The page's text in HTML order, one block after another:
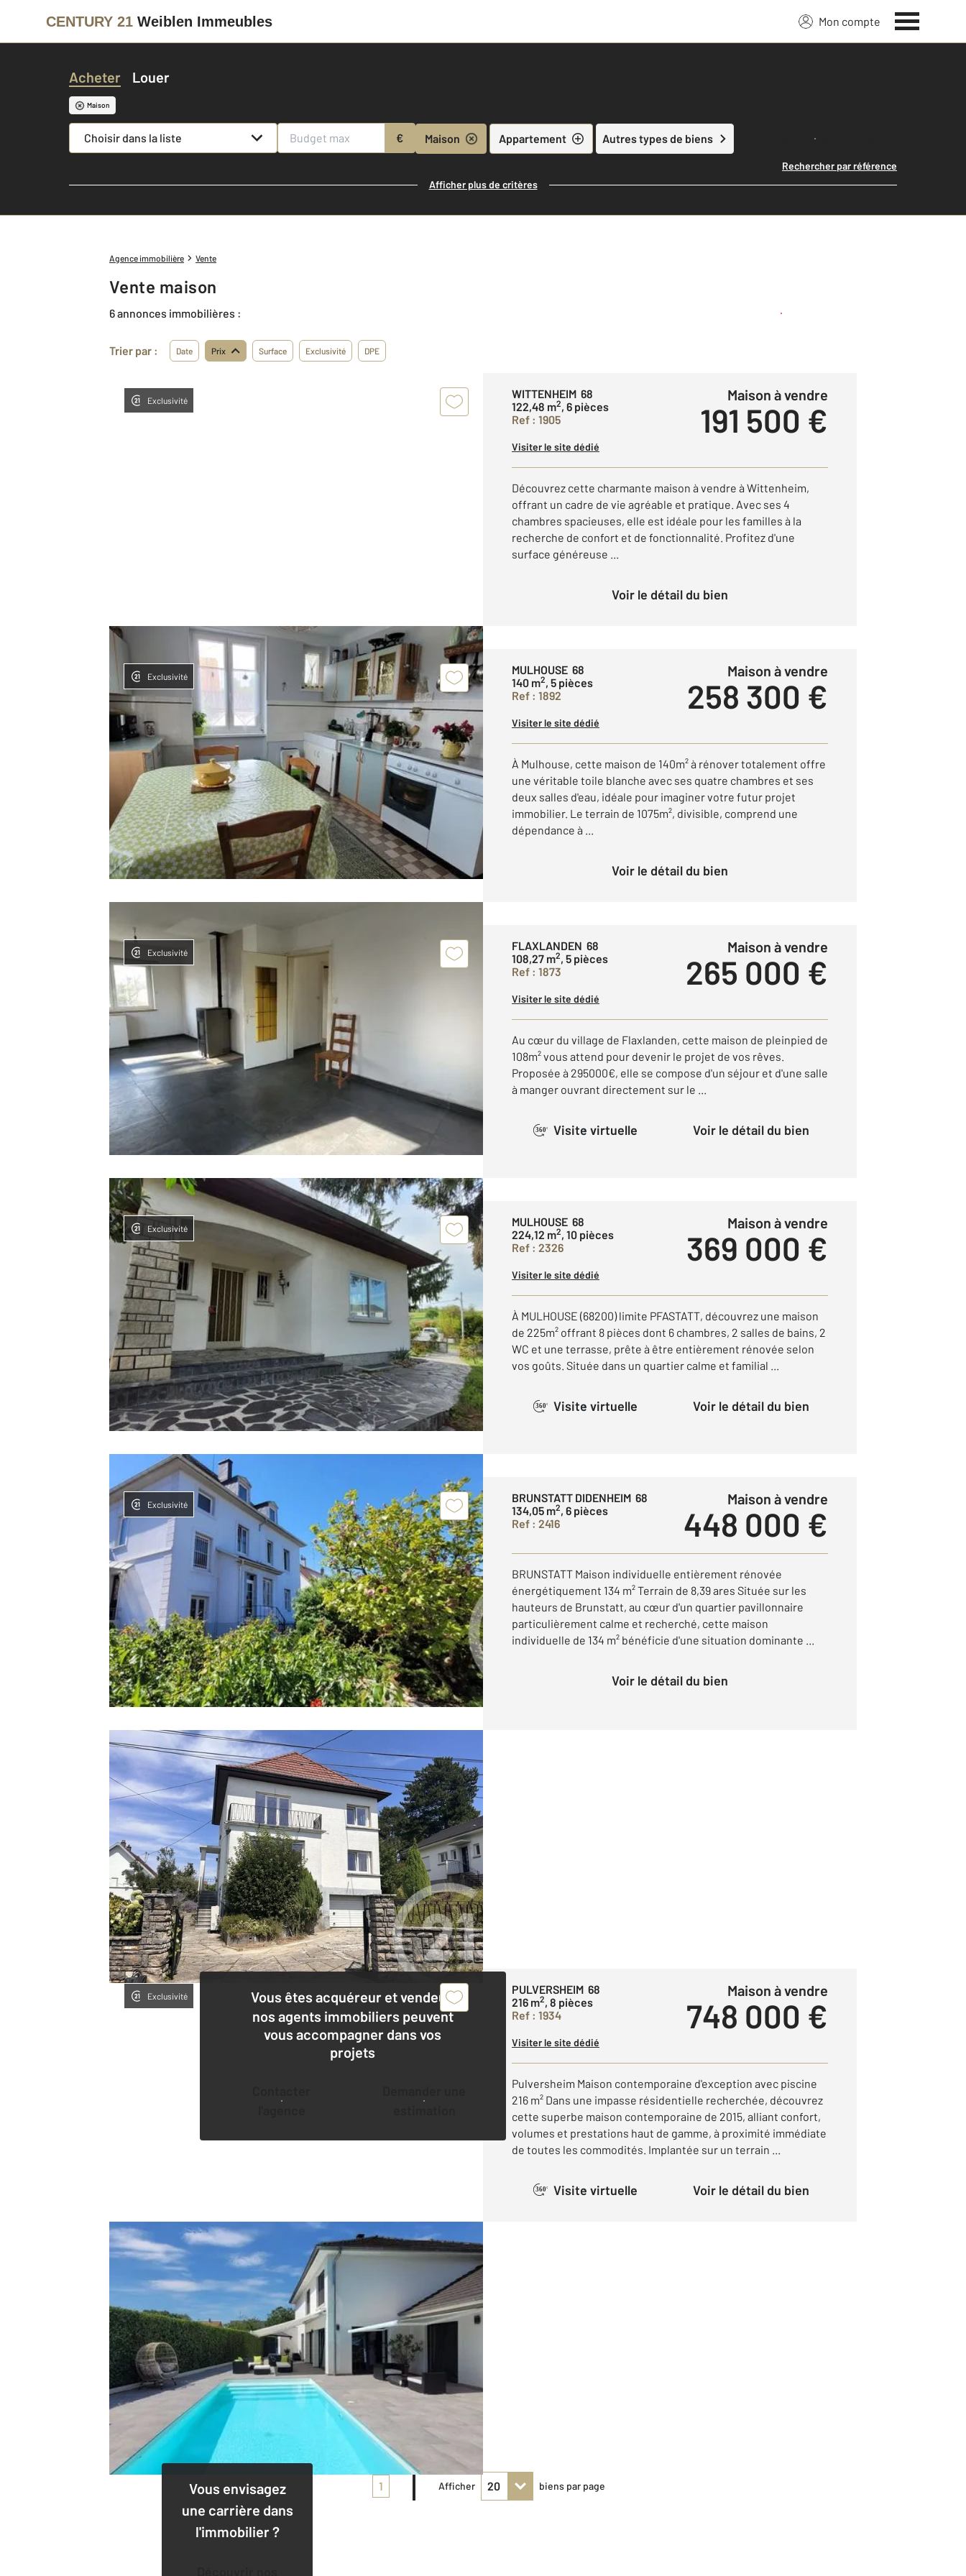
CENTURY 21 Weiblen Immeubles Mon compte
Acheter Louer
Maison
Choisir dans la liste € Maison Appartement Autres types de biens Lancer ma recherche
Rechercher par référence
Afficher plus de critères
Agence immobilière Vente
Vente maison
6 annonces immobilières : Créer une alerte
Trier par : Date Prix Surface Exclusivité DPE
Exclusivité
WITTENHEIM 68
122,48 m2, 6 pièces
Ref : 1905
Maison à vendre
191 500 €
Visiter le site dédié
Découvrez cette charmante maison à vendre à Wittenheim,
offrant un cadre de vie agréable et pratique. Avec ses 4
chambres spacieuses, elle est idéale pour les familles à la
recherche de confort et de fonctionnalité. Profitez d'une
surface généreuse ...
Voir le détail du bien
Exclusivité
MULHOUSE 68
140 m2, 5 pièces
Ref : 1892
Maison à vendre
258 300 €
Visiter le site dédié
À Mulhouse, cette maison de 140m² à rénover totalement offre
une véritable toile blanche avec ses quatre chambres et ses
deux salles d'eau, idéale pour imaginer votre futur projet
immobilier. Le terrain de 1075m², divisible, comprend une
dépendance à ...
Voir le détail du bien
Exclusivité
FLAXLANDEN 68
108,27 m2, 5 pièces
Ref : 1873
Maison à vendre
265 000 €
Visiter le site dédié
Au cœur du village de Flaxlanden, cette maison de pleinpied de
108m² vous attend pour devenir le projet de vos rêves.
Proposée à 295000€, elle se compose d'un séjour et d'une salle
à manger ouvrant directement sur le ...
360° Visite virtuelle Voir le détail du bien
Exclusivité
MULHOUSE 68
224,12 m2, 10 pièces
Ref : 2326
Maison à vendre
369 000 €
Visiter le site dédié
À MULHOUSE (68200) limite PFASTATT, découvrez une maison
de 225m² offrant 8 pièces dont 6 chambres, 2 salles de bains, 2
WC et une terrasse, prête à être entièrement rénovée selon
vos goûts. Située dans un quartier calme et familial ...
360° Visite virtuelle Voir le détail du bien
Exclusivité
BRUNSTATT DIDENHEIM 68
134,05 m2, 6 pièces
Ref : 2416
Maison à vendre
448 000 €
BRUNSTATT Maison individuelle entièrement rénovée
énergétiquement 134 m² Terrain de 8,39 ares Située sur les
hauteurs de Brunstatt, au cœur d'un quartier pavillonnaire
particulièrement calme et recherché, cette maison
individuelle de 134 m² bénéficie d'une situation dominante ...
Voir le détail du bien
Vous êtes acquéreur et vendeur,
nos agents immobiliers peuvent
vous accompagner dans vos
projets
Exclusivité
PULVERSHEIM 68
216 m2, 8 pièces
Ref : 1934
Maison à vendre
748 000 €
Visiter le site dédié
Pulversheim Maison contemporaine d'exception avec piscine
216 m² Dans une impasse résidentielle recherchée, découvrez
cette superbe maison contemporaine de 2015, alliant confort,
volumes et prestations haut de gamme, à proximité immédiate
de toutes les commodités. Implantée sur un terrain ...
360° Visite virtuelle Voir le détail du bien
Vous envisagez
une carrière dans
l'immobilier ?
1 Afficher biens par page